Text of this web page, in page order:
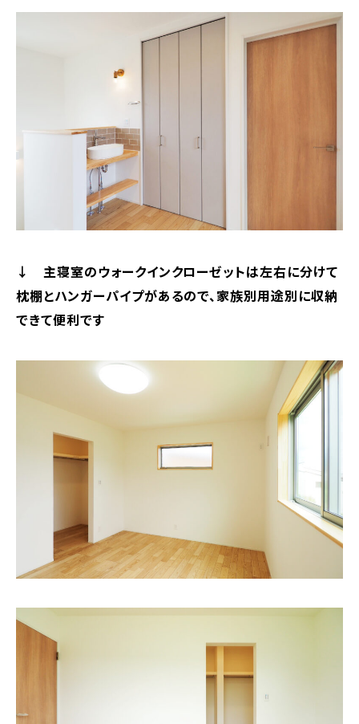
↓ 主寝室のウォークインクローゼットは左右に分けて
枕棚とハンガーパイプがあるので、家族別用途別に収納
できて便利です